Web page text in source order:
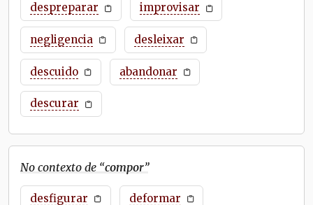
despreparar improvisar
negligencia desleixar
descuido abandonar
descurar
No contexto de “compor”
desfigurar deformar